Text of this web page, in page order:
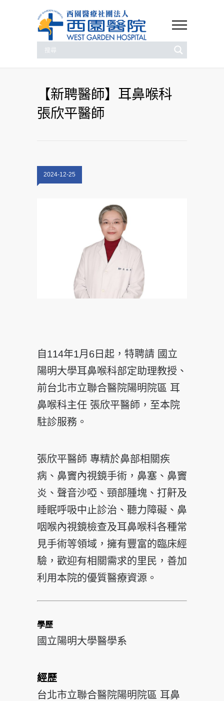
【新聘醫師】耳鼻喉科
張欣平醫師
2024-12-25
自114年1月6日起，特聘請 國立
陽明大學耳鼻喉科部定助理教授、
前台北市立聯合醫院陽明院區 耳
鼻喉科主任 張欣平醫師，至本院
駐診服務。
張欣平醫師 專精於鼻部相關疾
病、鼻竇內視鏡手術，鼻塞、鼻竇
炎、聲音沙啞、頸部腫塊、打鼾及
睡眠呼吸中止診治、聽力障礙、鼻
咽喉內視鏡檢查及耳鼻喉科各種常
見手術等領域，擁有豐富的臨床經
驗，歡迎有相關需求的里民，善加
利用本院的優質醫療資源。
學歷
國立陽明大學醫學系
經歷
台北市立聯合醫院陽明院區 耳鼻